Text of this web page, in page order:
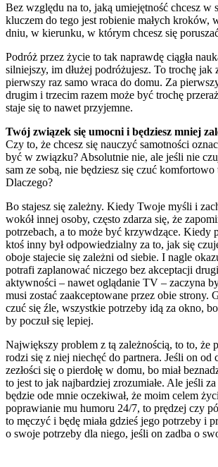
Bez względu na to, jaką umiejętność chcesz w
kluczem do tego jest robienie małych kroków,
dniu, w kierunku, w którym chcesz się
Podróż przez życie to tak naprawdę ciągła
silniejszy, im dłużej podróżujesz. To trochę jak
pierwszy raz samo wraca do domu. Za
drugim i trzecim razem może być trochę
staje się to nawet przyjemne.
Twój związek się umocni i będziesz mniej
Czy to, że chcesz się nauczyć samotności
być w związku? Absolutnie nie, ale jeśli nie
sam ze sobą, nie będziesz się czuć
Dlaczego?
Bo stajesz się zależny. Kiedy Twoje myśli i
wokół innej osoby, często zdarza się, że
potrzebach, a to może być krzywdzące. Kiedy
ktoś inny był odpowiedzialny za to, jak się
oboje stajecie się zależni od siebie. I nagle
potrafi zaplanować niczego bez akceptacji
aktywności – nawet oglądanie TV – zaczyna
musi zostać zaakceptowane przez obie strony.
czuć się źle, wszystkie potrzeby idą za okno,
by poczuł się lepiej.
Największy problem z tą zależnością, to to, że
rodzi się z niej niechęć do partnera. Jeśli on od
zezłości się o pierdołę w domu, bo miał
to jest to jak najbardziej zrozumiałe. Ale jeśli
będzie ode mnie oczekiwał, że moim celem
poprawianie mu humoru 24/7, to prędzej czy
to męczyć i będę miała gdzieś jego potrzeby i
o swoje potrzeby dla niego, jeśli on zadba o